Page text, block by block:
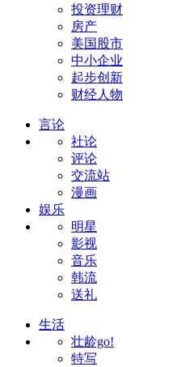
投资理财
房产
美国股市
中小企业
起步创新
财经人物
言论
社论
评论
交流站
漫画
娱乐
明星
影视
音乐
韩流
送礼
生活
壮龄go!
特写